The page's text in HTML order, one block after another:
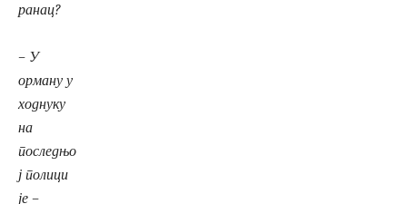
ранац?
– У
орману у
ходнуку
на
последњо
ј полици
је –